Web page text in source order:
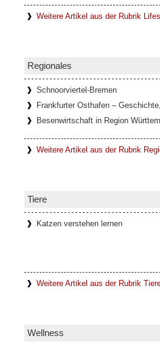
Im
Weitere Artikel aus der Rubrik
Regionales
Schnoorviertel-Bremen
Frankfurter Osthafen –
Besenwirtschaft in Region
Weitere Artikel aus der Rubrik
Tiere
Katzen verstehen lernen
Weitere Artikel aus der Rubrik
Wellness